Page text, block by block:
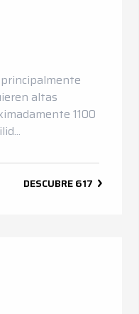
altas
1100
DESCUBRE617